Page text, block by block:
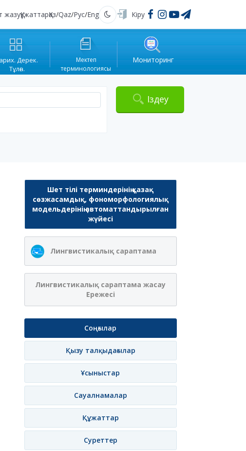
жазуҚұжаттарҚаз/Qaz/Рус/Eng Қараңғы Кіру
Дерек.
Тұлға.
Мектеп
терминологиясы
Мониторинг
Іздеу
Ақжібек
Нұрланқызы Ахмет
Хабарлама Жазылу
Итеғұлова
Хабарлама Жазылу
Шет тілі терминдерінің қазақ
сөзжасамдық, фономорфологиялық
модельдерінің автоматтандырылған
жүйесі
Лингвистикалық сараптама
Лингвистикалық сараптама жасау
Ережесі
Соңғылар
Қызу талқыдағылар
Ұсыныстар
Сауалнамалар
Құжаттар
Суреттер